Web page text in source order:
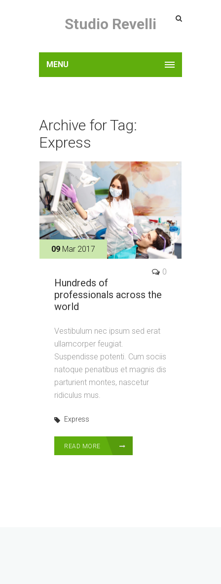
Studio Revelli
MENU
Archive for Tag:
Express
09 Mar 2017
0
Hundreds of
professionals across the
world
Vestibulum nec ipsum sed erat
ullamcorper feugiat.
Suspendisse potenti. Cum sociis
natoque penatibus et magnis dis
parturient montes, nascetur
ridiculus mus.
Express
READ MORE